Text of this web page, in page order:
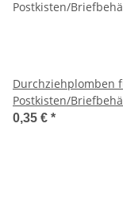
Durchziehplomben
Postkisten/
0,35 € *